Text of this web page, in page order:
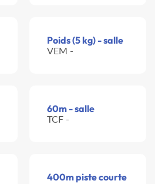
Poids (5 kg) - salle
VEM -
60m - salle
TCF -
400m piste courte